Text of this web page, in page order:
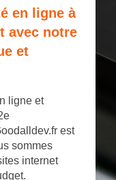
en ligne à
avec notre
et
ligne et
est
sommes
internet